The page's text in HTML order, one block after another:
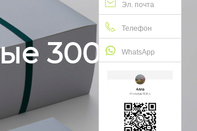
300 мл
Эл. почта
Телефон
WhatsApp